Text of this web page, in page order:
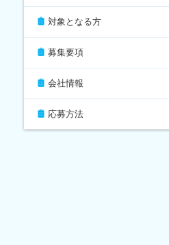
対象となる方
募集要項
会社情報
応募方法